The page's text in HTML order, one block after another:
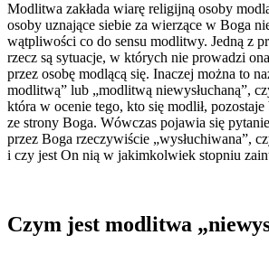
Modlitwa zakłada wiarę religijną osoby
osoby uznające siebie za wierzące w Boga
wątpliwości co do sensu modlitwy. Jedną z
rzecz są sytuacje, w których nie prowadzi
przez osobę modlącą się. Inaczej można to
modlitwą” lub „modlitwą niewysłuchaną”,
która w ocenie tego, kto się modlił,
ze strony Boga. Wówczas pojawia się
przez Boga rzeczywiście „wysłuchiwana”,
i czy jest On nią w jakimkolwiek stopniu
Czym jest modlitwa